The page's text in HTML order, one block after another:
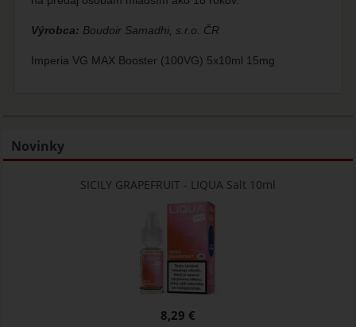
Výrobca: Boudoir Samadhi, s.r.o. ČR
Imperia VG MAX Booster (100VG) 5x10ml 15mg
Novinky
SICILY GRAPEFRUIT - LIQUA Salt 10ml
8,29 €